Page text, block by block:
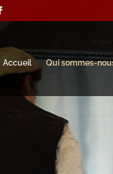
Accueil Qui sommes-